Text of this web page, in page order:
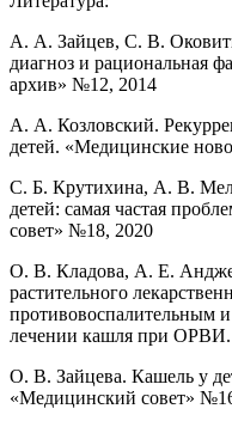
А. А. Зайцев, С. В.
диагноз и рациональная
архив» №12, 2014
А. А. Козловский.
детей. «Медицинские
С. Б. Крутихина, А. В.
детей: самая частая
совет» №18, 2020
О. В. Кладова, А. Е.
растительного
противовоспалительным
лечении кашля при
О. В. Зайцева. Кашель у
«Медицинский совет»